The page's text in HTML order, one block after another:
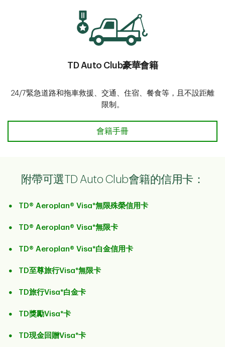
TD Auto Club豪華會籍
24/7緊急道路和拖車救援、交通、住宿、餐食等，且不設距離
限制。
會籍手冊
會籍手冊
附帶可選TD Auto Club會籍的信用卡：
TD® Aeroplan® Visa*無限殊榮信用卡
TD® Aeroplan® Visa*無限卡
TD® Aeroplan® Visa*白金信用卡
TD至尊旅行Visa*無限卡
TD旅行Visa*白金卡
TD獎勵Visa*卡
TD現金回贈Visa*卡